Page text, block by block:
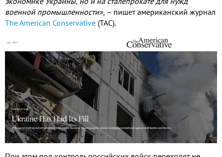
военной промышленности», – пишет американский журнал
TheAmerican Conservative (TAC).